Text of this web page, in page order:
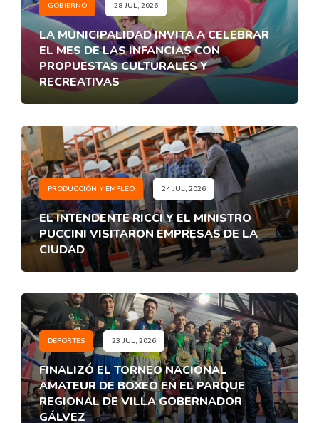
GOBIERNO 28 JUL, 2026
LA MUNICIPALIDAD INVITA A CELEBRAR
EL MES DE LAS INFANCIAS CON
PROPUESTAS CULTURALES Y
RECREATIVAS
PRODUCCIÓN Y EMPLEO 24 JUL, 2026
EL INTENDENTE RICCI Y EL MINISTRO
PUCCINI VISITARON EMPRESAS DE LA
CIUDAD
DEPORTES 23 JUL, 2026
FINALIZÓ EL TORNEO NACIONAL
AMATEUR DE BOXEO EN EL PARQUE
REGIONAL DE VILLA GOBERNADOR
GÁLVEZ